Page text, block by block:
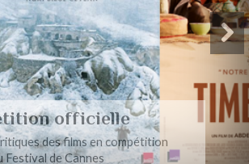
officielle
des films en compétition
Festival de Cannes